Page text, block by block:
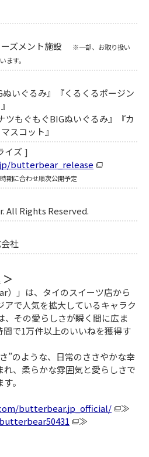
ズメント施設
※一部、お取り扱い
ます。
ぬいぐるみ』『くるくるポージン
ツもぐもぐBIGぬいぐるみ』『カ
スコット』
イズ
butterbear_release
期に合わせ順次公開予定
Rights Reserved.
社
）」は、タイのスイーツ店から
で人気を拡大しているキャラク
その愛らしさが瞬く間に広ま
間で1万件以上のいいねを獲得す
”のような、日常のささやかな幸
、柔らかな雰囲気と愛らしさで
。
butterbear.jp_official/
≫
≫